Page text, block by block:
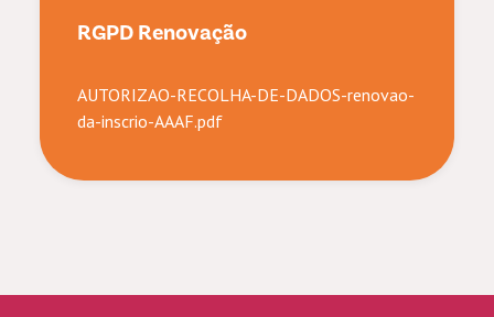
RGPD Renovação
AUTORIZAO-RECOLHA-DE-DADOS-renovao-
da-inscrio-AAAF.pdf